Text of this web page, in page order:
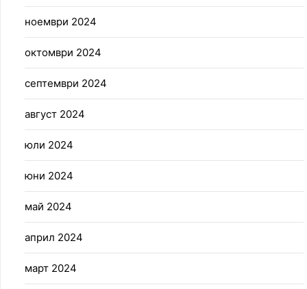
ноември 2024
октомври 2024
септември 2024
август 2024
юли 2024
юни 2024
май 2024
април 2024
март 2024